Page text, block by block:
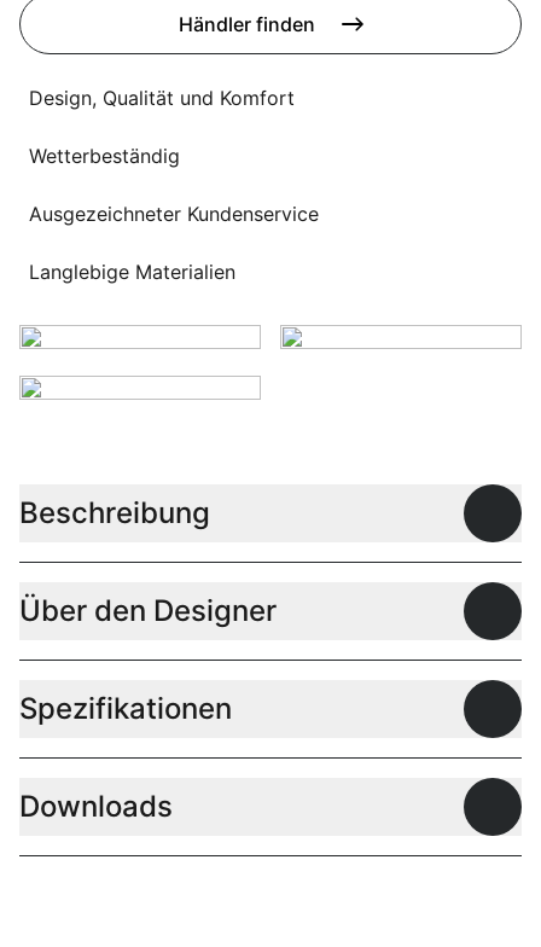
Uber uns
Händler finden
Design, Qualität und Komfort
Wetterbeständig
Ausgezeichneter Kundenservice
Langlebige Materialien
Beschreibung
Über den Designer
Spezifikationen
Downloads